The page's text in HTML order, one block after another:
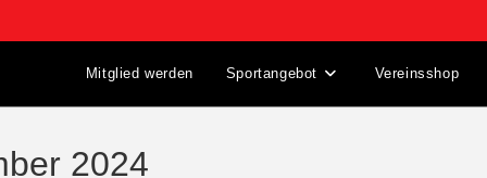
Mitglied werden Sportangebot Vereinsshop
2024